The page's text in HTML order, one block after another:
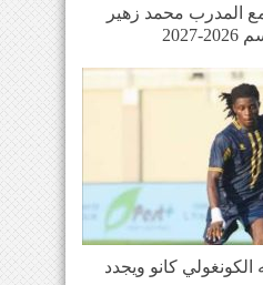
المدرب محمد زهير
كانو ويجدد